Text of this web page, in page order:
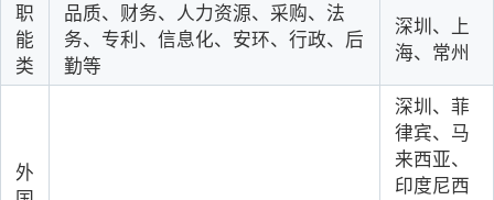
职
能
类
品质、财务、人力资源、采购、法
务、专利、信息化、安环、行政、后
勤等
深圳、上
海、常州
外
深圳、菲
律宾、马
来西亚、
印度尼西